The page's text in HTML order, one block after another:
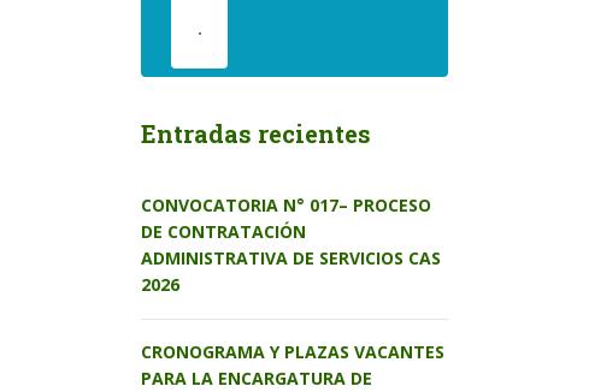
.
Entradas recientes
CONVOCATORIA N° 017– PROCESO
DE CONTRATACIÓN
ADMINISTRATIVA DE SERVICIOS CAS
2026
CRONOGRAMA Y PLAZAS VACANTES
PARA LA ENCARGATURA DE